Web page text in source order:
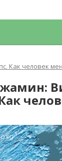
Как человек